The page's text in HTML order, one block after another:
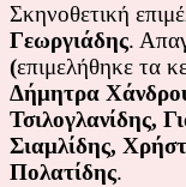
Σκηνοθετική
Γεωργιάδης.
(επιμελήθηκε τα
Δήμητρα
Τσιλογλανίδης,
Σιαμλίδης,
Πολατίδης.